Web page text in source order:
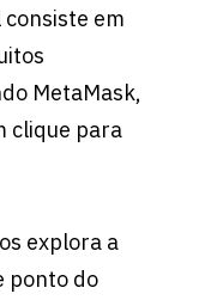
em
MetaMask,
clique para
explora a
ponto do